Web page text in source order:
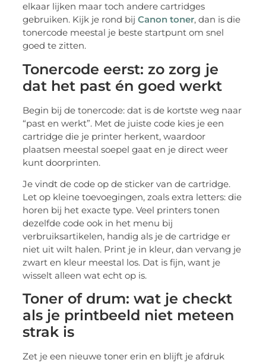
elkaar lijken maar toch andere cartridges
gebruiken. Kijk je rond bijCanon toner, dan is die
tonercode meestal je beste startpunt om snel
goed te zitten.
Tonercode eerst: zo zorg je
dat het past én goed werkt
Begin bij de tonercode: dat is de kortste weg naar
“past en werkt”. Met de juiste code kies je een
cartridge die je printer herkent, waardoor
plaatsen meestal soepel gaat en je direct weer
kunt doorprinten.
Je vindt de code op de sticker van de cartridge.
Let op kleine toevoegingen, zoals extra letters: die
horen bij het exacte type. Veel printers tonen
dezelfde code ook in het menu bij
verbruiksartikelen, handig als je de cartridge er
niet uit wilt halen. Print je in kleur, dan vervang je
zwart en kleur meestal los. Dat is fijn, want je
wisselt alleen wat echt op is.
Toner of drum: wat je checkt
als je printbeeld niet meteen
strak is
Zet je een nieuwe toner erin en blijft je afdruk